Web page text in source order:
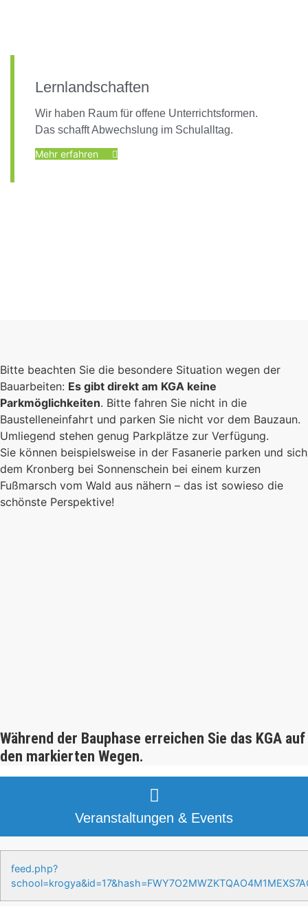
Lernlandschaften
Wir haben Raum für offene Unterrichtsformen.
Das schafft Abwechslung im Schulalltag.
Mehr erfahren
Bitte beachten Sie die besondere Situation wegen der
Bauarbeiten: Es gibt direkt am KGA keine
Parkmöglichkeiten. Bitte fahren Sie nicht in die
Baustelleneinfahrt und parken Sie nicht vor dem Bauzaun.
Umliegend stehen genug Parkplätze zur Verfügung.
Sie können beispielsweise in der Fasanerie parken und sich
dem Kronberg bei Sonnenschein bei einem kurzen
Fußmarsch vom Wald aus nähern – das ist sowieso die
schönste Perspektive!
Während der Bauphase erreichen Sie das KGA auf
den markierten Wegen.
Veranstaltungen & Events
feed.php?